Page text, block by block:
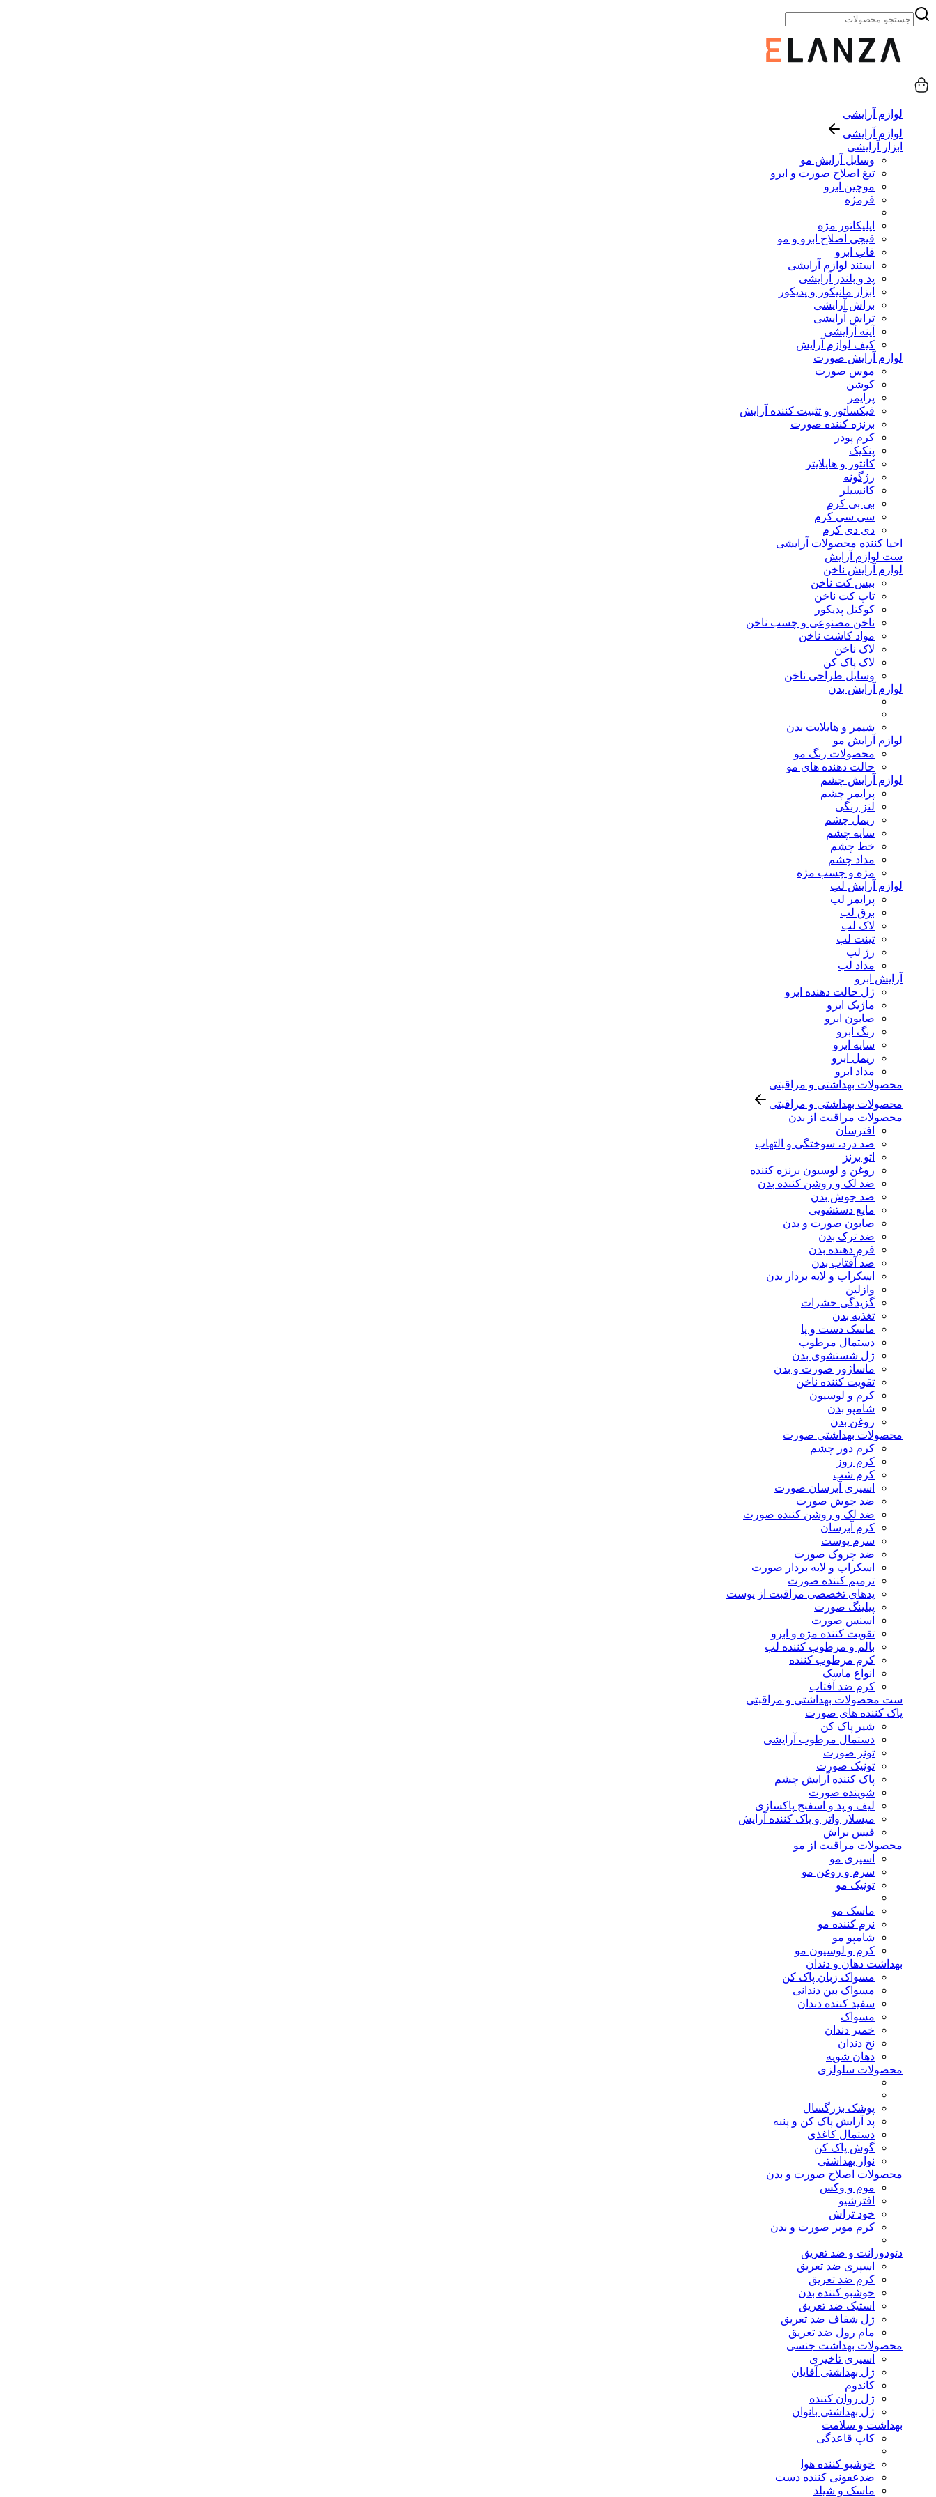
لوازم آرایشی
لوازم آرایشی
ابزار آرایشی
وسایل آرایش مو
تیغ اصلاح صورت و ابرو
موچین ابرو
فرمژه
اپلیکاتور مژه
قیچی اصلاح ابرو و مو
قاب ابرو
استند لوازم آرایشی
پد و بلندر آرایشی
ابزار مانیکور و پدیکور
براش آرایشی
تراش آرایشی
آینه آرایشی
کیف لوازم آرایش
لوازم آرایش صورت
موس صورت
کوشن
پرایمر
فیکساتور و تثبیت کننده آرایش
برنزه کننده صورت
کرم پودر
پنکیک
کانتور و هایلایتر
رژگونه
کانسیلر
بی بی کرم
سی سی کرم
دی دی کرم
احیا کننده محصولات آرایشی
ست لوازم آرایش
لوازم آرایش ناخن
بیس کت ناخن
تاپ کت ناخن
کوکتل پدیکور
ناخن مصنوعی و چسب ناخن
مواد کاشت ناخن
لاک ناخن
لاک پاک کن
وسایل طراحی ناخن
لوازم آرایش بدن
شیمر و هایلایت بدن
لوازم آرایش مو
محصولات رنگ مو
حالت دهنده های مو
لوازم آرایش چشم
پرایمر چشم
لنز رنگی
ریمل چشم
سایه چشم
خط چشم
مداد چشم
مژه و چسب مژه
لوازم آرایش لب
پرایمر لب
برق لب
لاک لب
تینت لب
رژ لب
مداد لب
آرایش ابرو
ژل حالت دهنده ابرو
ماژیک ابرو
صابون ابرو
رنگ ابرو
سایه ابرو
ریمل ابرو
مداد ابرو
محصولات بهداشتی و مراقبتی
محصولات بهداشتی و مراقبتی
محصولات مراقبت از بدن
افترسان
ضد درد، سوختگی و التهاب
اتو برنز
روغن و لوسیون برنزه کننده
ضد لک و روشن کننده بدن
ضد جوش بدن
مایع دستشویی
صابون صورت و بدن
ضد ترک بدن
فرم دهنده بدن
ضد آفتاب بدن
اسکراب و لایه بردار بدن
وازلین
گزیدگی حشرات
تغذیه بدن
ماسک دست و پا
دستمال مرطوب
ژل شستشوی بدن
ماساژور صورت و بدن
تقویت کننده ناخن
کرم و لوسیون
شامپو بدن
روغن بدن
محصولات بهداشتی صورت
کرم دور چشم
کرم روز
کرم شب
اسپری آبرسان صورت
ضد جوش صورت
ضد لک و روشن کننده صورت
کرم آبرسان
سرم پوست
ضد چروک صورت
اسکراب و لایه بردار صورت
ترمیم کننده صورت
پدهای تخصصی مراقبت از پوست
پیلینگ صورت
اسنس صورت
تقویت کننده مژه و ابرو
بالم و مرطوب کننده لب
کرم مرطوب کننده
انواع ماسک
کرم ضد آفتاب
ست محصولات بهداشتی و مراقبتی
پاک کننده های صورت
شیر پاک کن
دستمال مرطوب آرایشی
تونر صورت
تونیک صورت
پاک کننده آرایش چشم
شوینده صورت
لیف و پد و اسفنج پاکسازی
میسلار واتر و پاک کننده آرایش
فیس براش
محصولات مراقبت از مو
اسپری مو
سرم و روغن مو
تونیک مو
ماسک مو
نرم کننده مو
شامپو مو
کرم و لوسیون مو
بهداشت دهان و دندان
مسواک زبان پاک کن
مسواک بین دندانی
سفید کننده دندان
مسواک
خمیر دندان
نخ دندان
دهان شویه
محصولات سلولزی
پوشک بزرگسال
پد آرایش پاک کن و پنبه
دستمال کاغذی
گوش پاک کن
نوار بهداشتی
محصولات اصلاح صورت و بدن
موم و وکس
افترشیو
خود تراش
کرم موبر صورت و بدن
دئودورانت و ضد تعریق
اسپری ضد تعریق
کرم ضد تعریق
خوشبو کننده بدن
استیک ضد تعریق
ژل شفاف ضد تعریق
مام رول ضد تعریق
محصولات بهداشت جنسی
اسپری تاخیری
ژل بهداشتی آقایان
کاندوم
ژل روان کننده
ژل بهداشتی بانوان
بهداشت و سلامت
کاپ قاعدگی
خوشبو کننده هوا
ضدعفونی کننده دست
ماسک و شیلد